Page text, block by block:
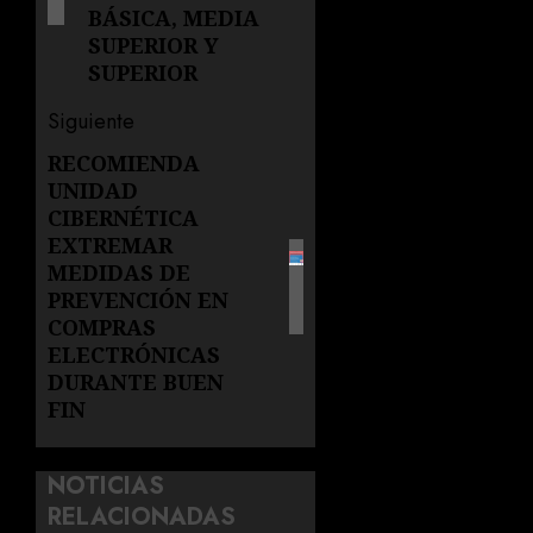
BÁSICA, MEDIA
SUPERIOR Y
SUPERIOR
Siguiente
Siguiente
entrada:
RECOMIENDA
UNIDAD
CIBERNÉTICA
EXTREMAR
MEDIDAS DE
PREVENCIÓN EN
COMPRAS
ELECTRÓNICAS
DURANTE BUEN
FIN
NOTICIAS
RELACIONADAS